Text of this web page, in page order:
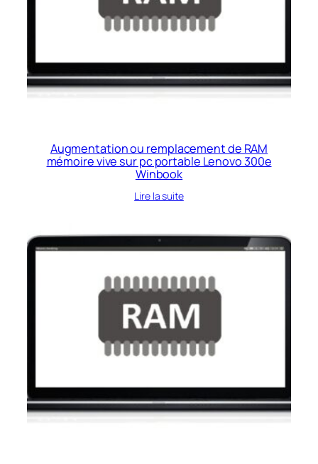
Augmentation ou remplacement de RAM
mémoire vive sur pc portable Lenovo 300e
Winbook
Lire la suite